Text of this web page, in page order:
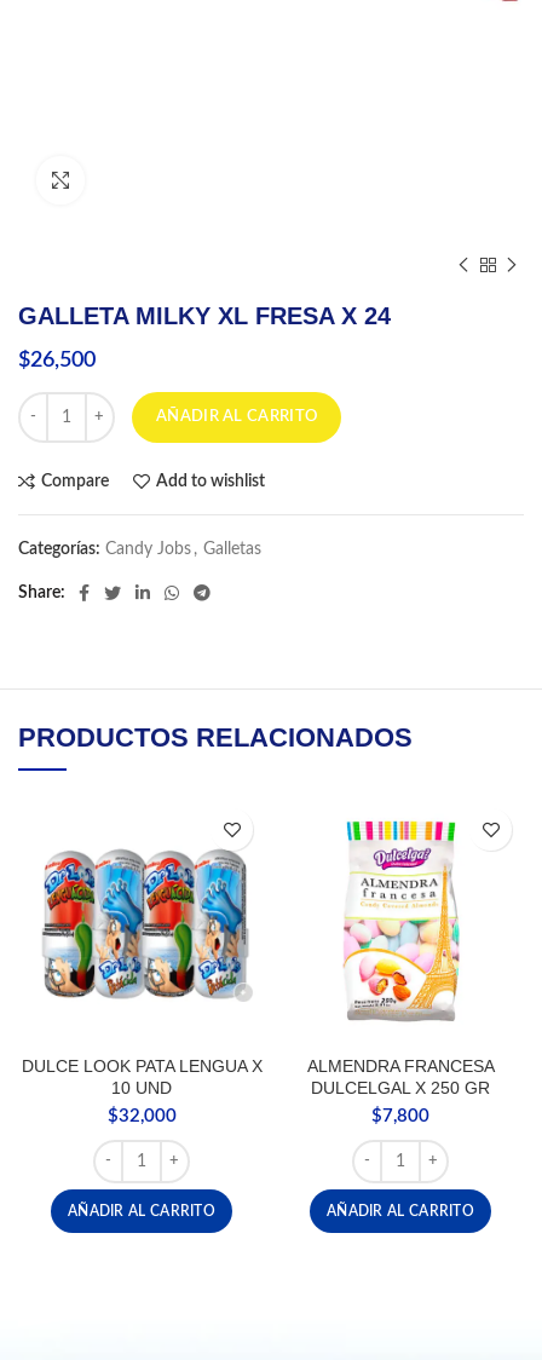
GALLETA MILKY XL FRESA X 24
$26,500
GALLETA MILKY XL FRESA X 24 cantidad
AÑADIR AL CARRITO
Compare Add to wishlist
Categorías: Candy Jobs , Galletas
Share
PRODUCTOS RELACIONADOS
DULCE LOOK PATA LENGUA X
10 UND
$32,000
DULCE LOOK PATA LENGUA X 10 UND cantidad
AÑADIR AL CARRITO
ALMENDRA FRANCESA
DULCELGAL X 250 GR
$7,800
ALMENDRA
AÑADIR AL CARRITO